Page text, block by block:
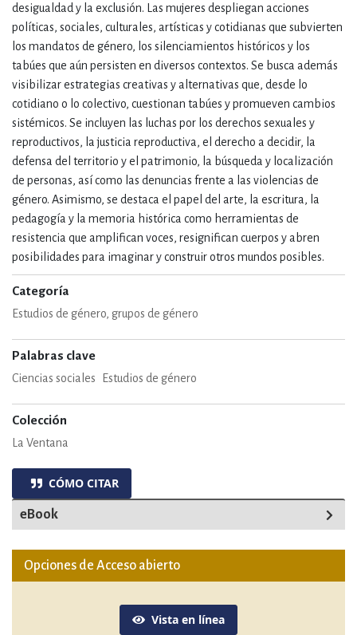
desigualdad y la exclusión. Las mujeres despliegan acciones
políticas, sociales, culturales, artísticas y cotidianas que subvierten
los mandatos de género, los silenciamientos históricos y los
tabúes que aún persisten en diversos contextos. Se busca además
visibilizar estrategias creativas y alternativas que, desde lo
cotidiano o lo colectivo, cuestionan tabúes y promueven cambios
sistémicos. Se incluyen las luchas por los derechos sexuales y
reproductivos, la justicia reproductiva, el derecho a decidir, la
defensa del territorio y el patrimonio, la búsqueda y localización
de personas, así como las denuncias frente a las violencias de
género. Asimismo, se destaca el papel del arte, la escritura, la
pedagogía y la memoria histórica como herramientas de
resistencia que amplifican voces, resignifican cuerpos y abren
posibilidades para imaginar y construir otros mundos posibles.
Categoría
Estudios de género, grupos de género
Palabras clave
Ciencias sociales Estudios de género
Colección
La Ventana
CÓMO CITAR
eBook
Opciones de Acceso abierto
Vista en línea